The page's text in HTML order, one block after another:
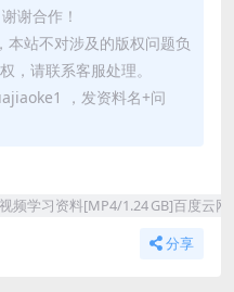
谢合作！
站不对涉及的版权问题负
，请联系客服处理。
，发资料名+问
频学习资料[MP4/1.24 GB]百度云
分享